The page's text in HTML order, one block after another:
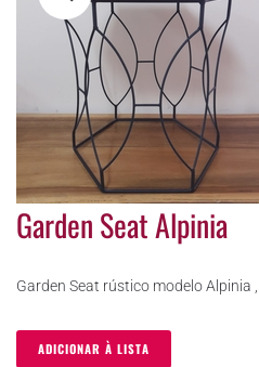
Garden Seat Alpinia
Garden Seat rústico modelo
ADICIONAR À LISTA